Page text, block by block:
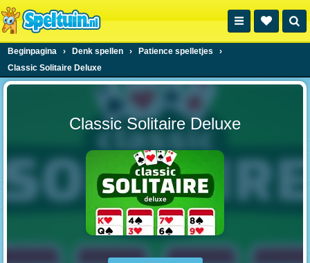
Beginpagina › Denk spellen › Patience spelletjes
›
Classic Solitaire Deluxe
Classic Solitaire Deluxe